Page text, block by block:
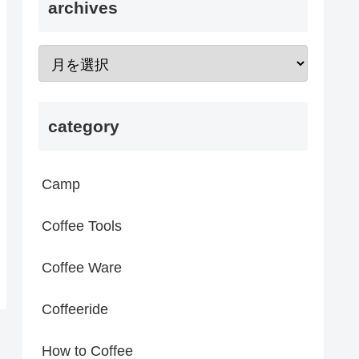
archives
category
Camp
Coffee Tools
Coffee Ware
Coffeeride
How to Coffee